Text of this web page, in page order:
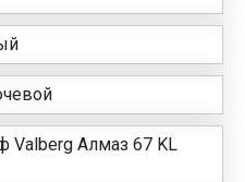
Valberg Алмаз 67 KL